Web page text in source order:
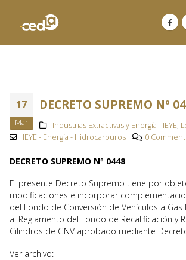
17
Mar
DECRETO SUPREMO Nº
Industrias Extractivas y Energía - IEYE,
IEYE - Energía - Hidrocarburos
0
DECRETO SUPREMO Nº 0448
El presente Decreto Supremo tiene por
modificaciones e incorporar
del Fondo de Conversión de Vehículos a Gas
al Reglamento del Fondo de Recalificación y
Cilindros de GNV aprobado mediante
Ver archivo: